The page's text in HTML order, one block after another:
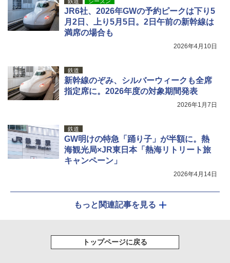
JR6社、2026年GWの予約ピークは下り5
月2日、上り5月5日。2日午前の新幹線は
満席の場合も
2026年4月10日
鉄道
新幹線のぞみ、シルバーウィークも全席
指定席に。2026年度の対象期間発表
2026年1月7日
鉄道
GW明けの特急「踊り子」が半額に。熱
海観光局×JR東日本「熱海リトリート旅
キャンペーン」
2026年4月14日
もっと関連記事を見る
トップページに戻る